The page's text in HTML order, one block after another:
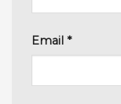
Email *